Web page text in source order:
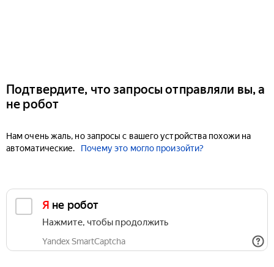
Подтвердите, что запросы отправляли вы, а
не робот
Нам очень жаль, но запросы с вашего устройства похожи на
автоматические.
Почему это могло произойти?
Я не робот
Нажмите, чтобы продолжить
Yandex SmartCaptcha